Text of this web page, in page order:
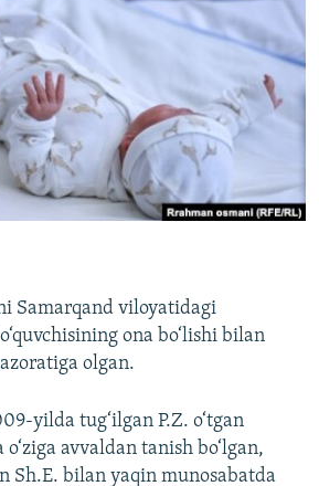
Samarqand viloyatidagi
ona bo‘lishi bilan
olgan.
yilda tug‘ilgan P.Z. o‘tgan
avvaldan tanish bo‘lgan,
Sh.E. bilan yaqin munosabatda